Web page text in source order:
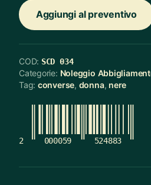
Aggiungi al preventivo
COD: SCD 034
Categorie: Noleggio
Tag: converse, donna, nere
2 000059 524883